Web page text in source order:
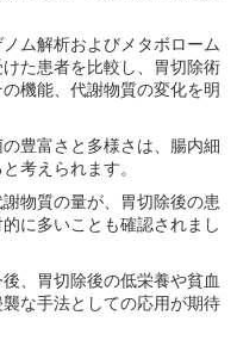
ム解析およびメタボローム
た患者を比較し、胃切除術
機能、代謝物質の変化を明
豊富さと多様さは、腸内細
考えられます。
物質の量が、胃切除後の患
に多いことも確認されまし
、胃切除後の低栄養や貧血
な手法としての応用が期待